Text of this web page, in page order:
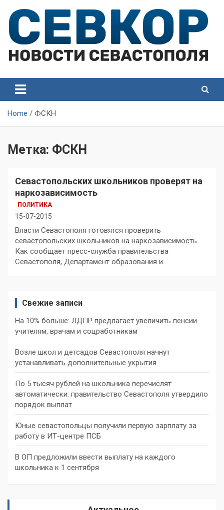
content
Севастополя
Севастополя
Home ФСКН
Метка: ФСКН
Севастопольских школьников проверят на
наркозависимость
ПОЛИТИКА
15-07-2015
Власти Севастополя готовятся проверить
севастопольских школьников на наркозависимость.
Как сообщает пресс-служба правительства
Севастополя, Департамент образования и…
Свежие записи
На 10% больше: ЛДПР предлагает увеличить пенсии
учителям, врачам и соцработникам
Возле школ и детсадов Севастополя начнут
устанавливать дополнительные укрытия
По 5 тысяч рублей на школьника перечислят
автоматически: правительство Севастополя утвердило
порядок выплат
Юные севастопольцы получили первую зарплату за
работу в ИТ-центре ПСБ
В ОП предложили ввести выплату на каждого
школьника к 1 сентября